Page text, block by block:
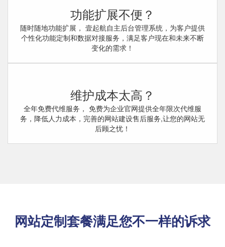
功能扩展不便？
随时随地功能扩展， 壹起航自主后台管理系统，为客户提供
个性化功能定制和数据对接服务，满足客户现在和未来不断
变化的需求！
维护成本太高？
全年免费代维服务， 免费为企业官网提供全年限次代维服
务，降低人力成本，完善的网站建设售后服务,让您的网站无
后顾之忧！
网站定制套餐满足您不一样的诉求